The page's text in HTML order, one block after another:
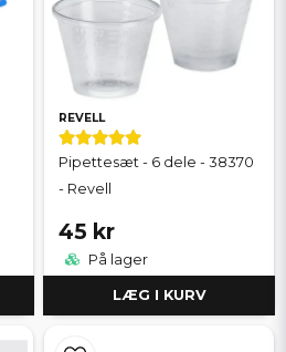
REVELL
Pipettesæt - 6 dele - 38370
- Revell
45 kr
På lager
LÆG I KURV